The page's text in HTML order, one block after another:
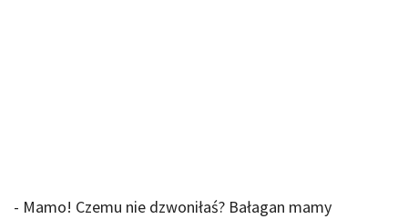
- Mamo! Czemu nie dzwoniłaś? Bałagan mamy